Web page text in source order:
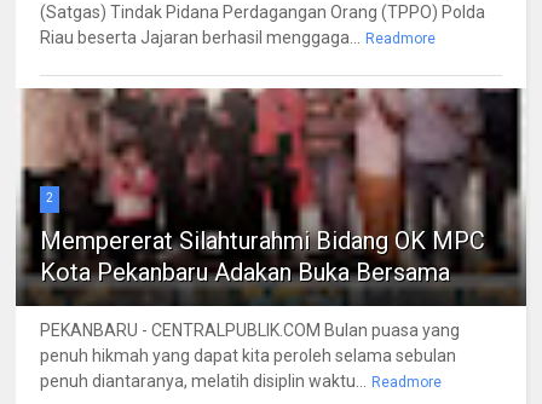
(Satgas) Tindak Pidana Perdagangan Orang (TPPO) Polda
Riau beserta Jajaran berhasil menggaga...
Readmore
2
Mempererat Silahturahmi Bidang OK MPC
Kota Pekanbaru Adakan Buka Bersama
PEKANBARU - CENTRALPUBLIK.COM Bulan puasa yang
penuh hikmah yang dapat kita peroleh selama sebulan
penuh diantaranya, melatih disiplin waktu...
Readmore